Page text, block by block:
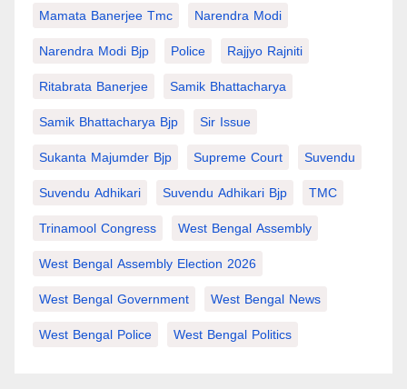
Mamata Banerjee Tmc
Narendra Modi
Narendra Modi Bjp
Police
Rajjyo Rajniti
Ritabrata Banerjee
Samik Bhattacharya
Samik Bhattacharya Bjp
Sir Issue
Sukanta Majumder Bjp
Supreme Court
Suvendu
Suvendu Adhikari
Suvendu Adhikari Bjp
TMC
Trinamool Congress
West Bengal Assembly
West Bengal Assembly Election 2026
West Bengal Government
West Bengal News
West Bengal Police
West Bengal Politics